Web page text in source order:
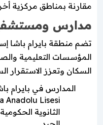
مقارنة بمناطق مركزية
مدارس
تضم منطقة بايرام
المؤسسات التعليمية
السكان وتعزز الاستقرار
المدارس في بايرام
الثانوية